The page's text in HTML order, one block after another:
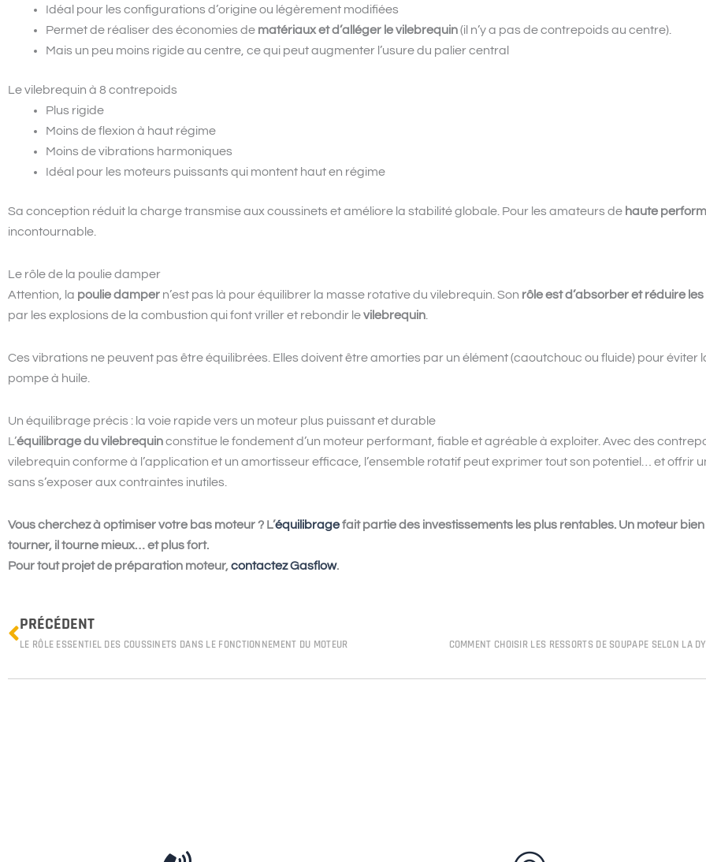
Idéal pour les configurations d’origine ou légèrement modifiées
Permet de réaliser des économies de matériaux et d’alléger le vilebrequin(il n’y a pas de contrepoids au centre).
Mais un peu moins rigide au centre, ce qui peut augmenter l’usure du palier central
Le vilebrequin à 8 contrepoids
Plus rigide
Moins de flexion à haut régime
Moins de vibrations harmoniques
Idéal pour les moteurs puissants qui montent haut en régime
Sa conception réduit la charge transmise aux coussinets et améliore la stabilité globale. Pour les amateurs de haute
incontournable.
Le rôle de la poulie damper
Attention, la poulie damper n’est pas là pour équilibrer la masse rotative du vilebrequin. Son rôle est d’absorber et réduire
par les explosions de la combustion qui font vriller et rebondir levilebrequin
Ces vibrations ne peuvent pas être équilibrées. Elles doivent être amorties par un élément (caoutchouc ou fluide) pour éviter
pompe à huile.
Un équilibrage précis : la voie rapide vers un moteur plus puissant et durable
L’équilibrage du vilebrequinconstitue le fondement d’un moteur performant, fiable et agréable à exploiter. Avec des
vilebrequin conforme à l’application et un amortisseur efficace, l’ensemble rotatif peut exprimer tout son potentiel… et offrir
sans s’exposer aux contraintes inutiles.
Vous cherchez à optimiser votre bas moteur ? L’équilibragefait partie des investissements les plus rentables. Un moteur
tourner, il tourne mieux… et plus fort.
Pour tout projet de préparation moteur,contactez Gasflow.
Prev
PRÉCÉDENT
LE RÔLE ESSENTIEL DES COUSSINETS DANS LE FONCTIONNEMENT DU MOTEUR